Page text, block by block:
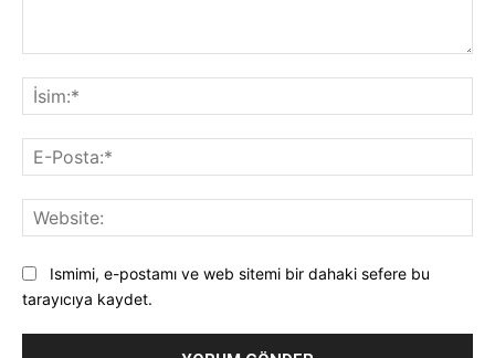
Ismimi, e-postamı ve web sitemi bir dahaki sefere bu
tarayıcıya kaydet.